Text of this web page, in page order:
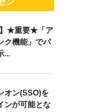
】★重要★「ア
ク機能」でパ
...
オン(SSO)を
ンが可能とな